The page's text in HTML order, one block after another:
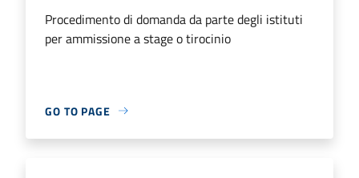
Procedimento di domanda da parte degli istituti
per ammissione a stage o tirocinio
GO TO PAGE